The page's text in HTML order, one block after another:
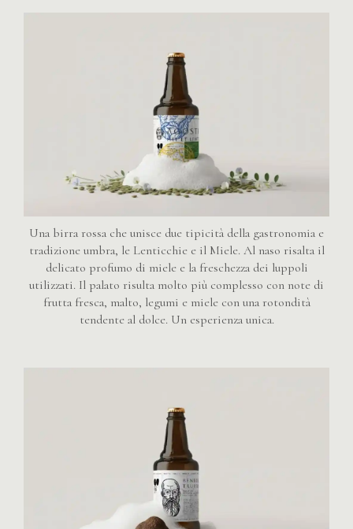
Una birra rossa che unisce due tipicità della gastronomia e
tradizione umbra, le Lenticchie e il Miele. Al naso risalta il
delicato profumo di miele e la freschezza dei luppoli
utilizzati. Il palato risulta molto più complesso con note di
frutta fresca, malto, legumi e miele con una rotondità
tendente al dolce. Un esperienza unica.